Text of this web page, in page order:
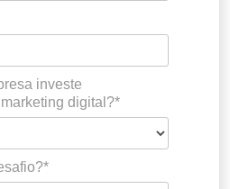
investe
digital?*